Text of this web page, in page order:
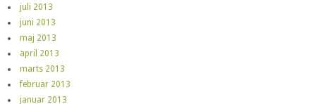
juli 2013
juni 2013
maj 2013
april 2013
marts 2013
februar 2013
januar 2013